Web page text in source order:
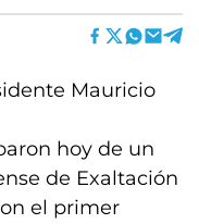
Mauricio
hoy de un
de Exaltación
el primer